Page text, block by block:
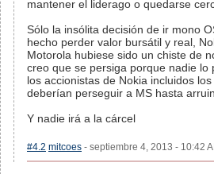
mantener el liderago o quedarse
Sólo la insólita decisión de ir mono
hecho perder valor bursátil y real,
Motorola hubiese sido un chiste de
creo que se persiga porque nadie lo
los accionistas de Nokia incluidos
deberían perseguir a MS hasta
Y nadie irá a la cárcel
#4.2 mitcoes - septiembre 4, 2013 - 10:42